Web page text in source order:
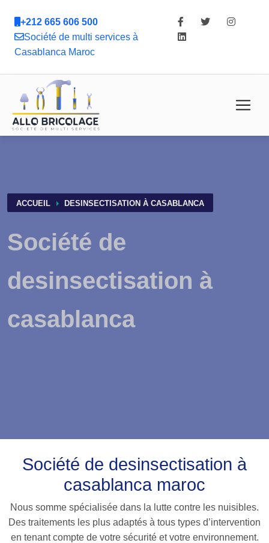
+212 665 606 500
Société de multi services à
Casablanca Maroc
ACCUEIL DESINSECTISATION À CASABLANCA
Société de
desinsectisation à
casablanca
Société de desinsectisation à
casablanca maroc
Nous somme spécialisée dans la lutte contre les nuisibles.
Des traitements les plus adaptés à tous types d’intervention
en tenant compte de votre sécurité et votre environnement.